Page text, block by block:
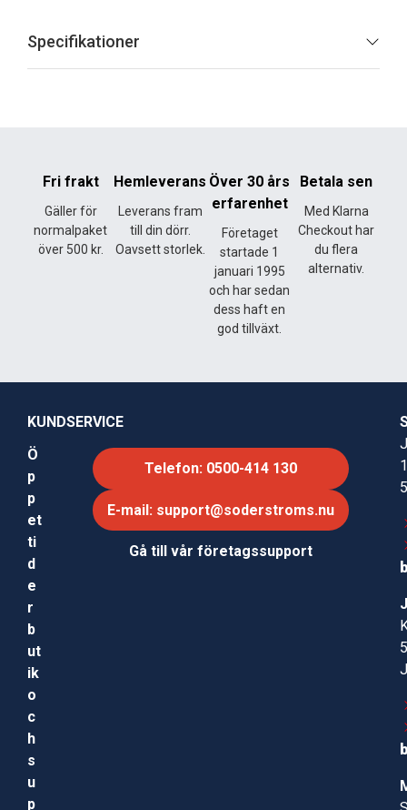
Specifikationer
Fri frakt
Gäller för
normalpaket
över 500 kr.
Hemleverans
Leverans fram
till din dörr.
Oavsett storlek.
Över 30 års
erfarenhet
Företaget
startade 1
januari 1995
och har sedan
dess haft en
god tillväxt.
Betala sen
Med Klarna
Checkout har
du flera
alternativ.
KUNDSERVICE
Ö
p
p
et
ti
d
e
r
b
ut
ik
o
c
h
s
u
p
Telefon: 0500-414 130
E-mail: support@soderstroms.nu
Gå till vår företagssupport